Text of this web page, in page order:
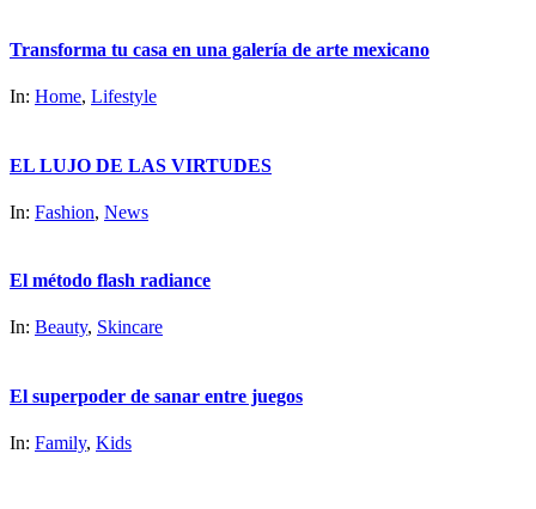
Transforma tu casa en una galería de arte mexicano
In: Home, Lifestyle
EL LUJO DE LAS VIRTUDES
In: Fashion, News
El método flash radiance
In: Beauty, Skincare
El superpoder de sanar entre juegos
In: Family, Kids